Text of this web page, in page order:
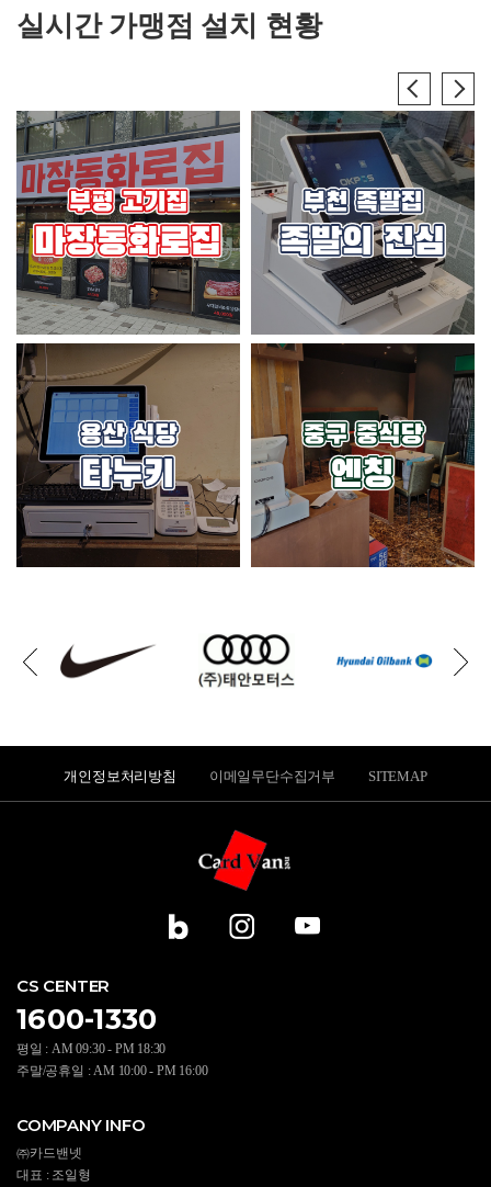
실시간 가맹점 설치 현황
개인정보처리방침 이메일무단수집거부 SITEMAP
CS CENTER
1600-1330
평일 : AM 09:30 - PM 18:30
주말/공휴일 : AM 10:00 - PM 16:00
COMPANY INFO
㈜카드밴넷
대표 : 조일형